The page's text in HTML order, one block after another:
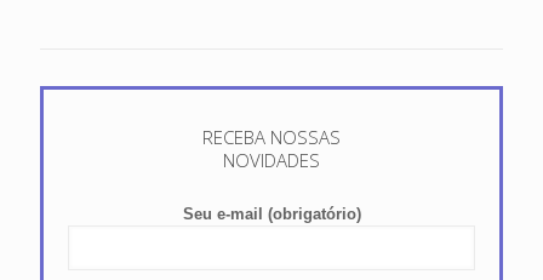
RECEBA NOSSAS
NOVIDADES
Seu e-mail (obrigatório)